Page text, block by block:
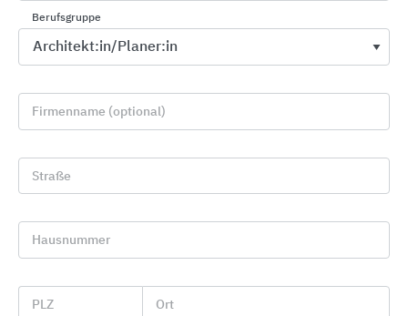
Wand- und Bodenfliesen
McTile
Berufsgruppe
Firmenname (optional)
Straße
Hausnummer
PLZ Ort